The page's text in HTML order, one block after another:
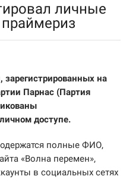
личные
на
Парнас (Партия
доступе.
полные ФИО,
«Волна перемен»,
в социальных сетях